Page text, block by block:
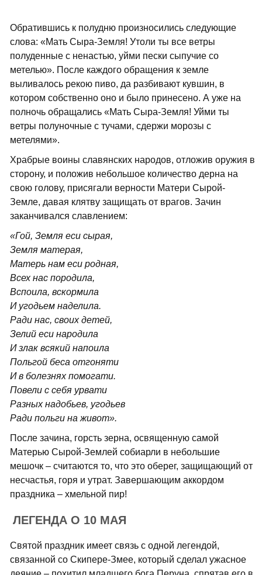
Обратившись к полудню произносились следующие
слова: «Мать Сыра-Земля! Утоли ты все ветры
полуденные с ненастью, уйми пески сыпучие со
метелью». После каждого обращения к земле
выливалось рекою пиво, да разбивают кувшин, в
котором собственно оно и было принесено. А уже на
полночь обращались «Мать Сыра-Земля! Уйми ты
ветры полуночные с тучами, сдержи морозы с
метелями».
Храбрые воины славянских народов, отложив оружия в
сторону, и положив небольшое количество дерна на
свою голову, присягали верности Матери Сырой-
Земле, давая клятву защищать от врагов. Зачин
заканчивался славлением:
«Гой, Земля еси сырая,
Земля матерая,
Матерь нам еси родная,
Всех нас породила,
Вспоила, вскормила
И угодьем наделила.
Ради нас, своих детей,
Зелий еси народила
И злак всякий напоила
Польгой беса отгоняти
И в болезнях помогати.
Повели с себя урвати
Разных надобьев, угодьев
Ради польги на живот».
После зачина, горсть зерна, освященную самой
Матерью Сырой-Землей собиарли в небольшие
мешочк – считаются то, что это оберег, защищающий от
несчастья, горя и утрат. Завершающим аккордом
праздника – хмельной пир!
ЛЕГЕНДА О 10 МАЯ
Святой праздник имеет связь с одной легендой,
связанной со Скипере-Змее, который сделал ужасное